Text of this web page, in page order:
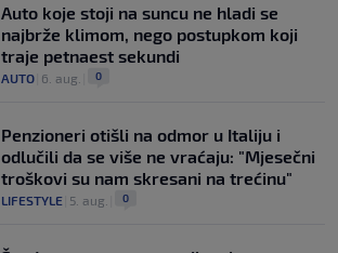
Auto koje stoji na suncu ne hladi se
najbrže klimom, nego postupkom koji
traje petnaest sekundi
AUTO 6. aug. 0
Penzioneri otišli na odmor u Italiju i
odlučili da se više ne vraćaju: "Mjesečni
troškovi su nam skresani na trećinu"
LIFESTYLE 5. aug. 0